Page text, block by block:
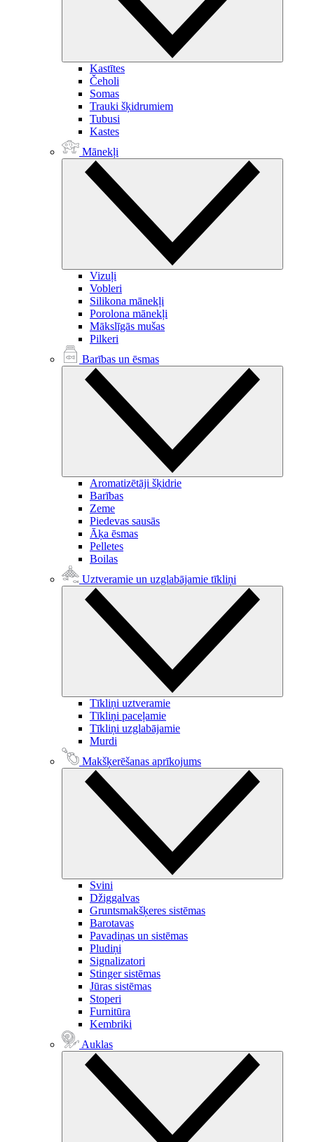
Kastītes
Čeholi
Somas
Trauki šķidrumiem
Tubusi
Kastes
Mānekļi
Vizuļi
Vobleri
Silikona mānekļi
Porolona mānekļi
Mākslīgās mušas
Pilkeri
Barības un ēsmas
Aromatizētāji šķidrie
Barības
Zeme
Piedevas sausās
Āķa ēsmas
Pelletes
Boilas
Uztveramie un uzglabājamie tīkliņi
Tīkliņi uztveramie
Tīkliņi paceļamie
Tīkliņi uzglabājamie
Murdi
Makšķerēšanas aprīkojums
Svini
Džiggalvas
Gruntsmakšķeres sistēmas
Barotavas
Pavadiņas un sistēmas
Pludiņi
Signalizatori
Stinger sistēmas
Jūras sistēmas
Stoperi
Furnitūra
Kembriki
Auklas